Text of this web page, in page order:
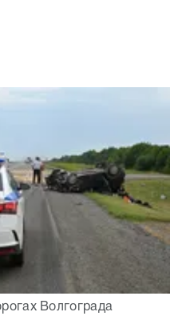
Волгограда